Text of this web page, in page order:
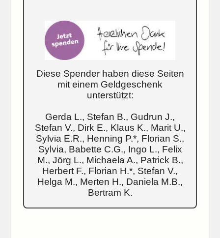
Diese Spender haben diese Seiten
mit einem Geldgeschenk
unterstützt:
Gerda L., Stefan B., Gudrun J.,
Stefan V., Dirk E., Klaus K., Marit U.,
Sylvia E.R., Henning P.*, Florian S.,
Sylvia, Babette C.G., Ingo L., Felix
M., Jörg L., Michaela A., Patrick B.,
Herbert F., Florian H.*, Stefan V.,
Helga M., Merten H., Daniela M.B.,
Bertram K.